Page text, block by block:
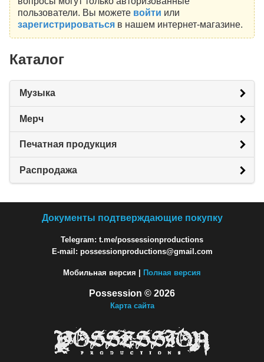
пользователи. Вы можете войти или
зарегистрироватьсяв нашем интернет-магазине.
Каталог
Музыка
Мерч
Печатная продукция
Распродажа
Документы подтверждающие покупку
Telegram: t.me/possessionproductions
E-mail: possessionproductions@gmail.com
Мобильная версия | Полная версия
Possession © 2026
Карта сайта